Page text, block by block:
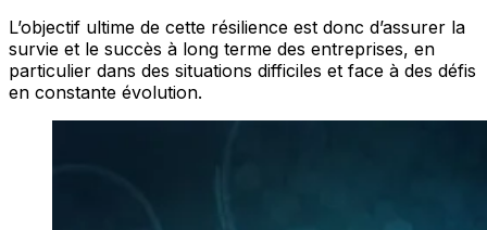
L’objectif ultime de cette résilience est donc d’assurer la
survie et le succès à long terme des entreprises, en
particulier dans des situations difficiles et face à des défis
en constante évolution.